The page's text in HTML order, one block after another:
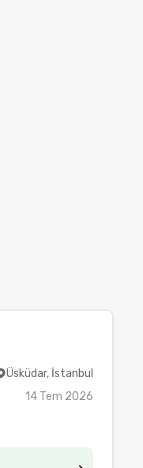
Üsküdar, İstanbul
14 Tem 2026